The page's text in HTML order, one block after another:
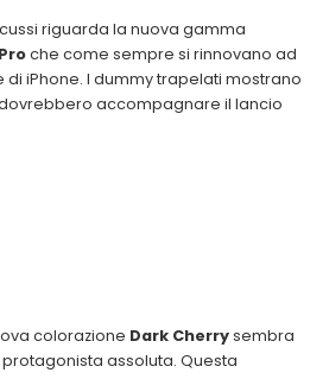
riguarda la nuova gamma
che come sempre si rinnovano ad
iPhone. I dummy trapelati mostrano
accompagnare il lancio
colorazione Dark Cherrysembra
assoluta. Questa